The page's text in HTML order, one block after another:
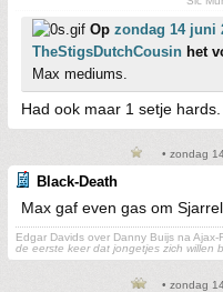
Op zondag 14 juni
TheStigsDutchCousin het
Max mediums.
Had ook maar 1 setje hards.
• zondag
Black-Death
Max gaf even gas om
Edgar Davids over Danny Buijs na
de eerste keer dat jongetjes zich willen
• zondag